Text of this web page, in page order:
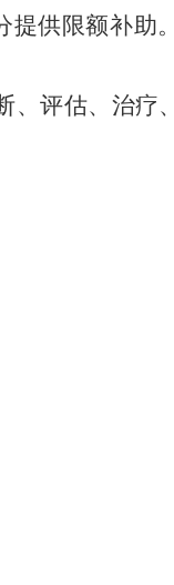
供限额补助
、评估、治疗